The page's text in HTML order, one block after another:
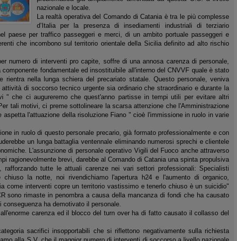
nazionale e locale.
La realtà operativa del Comando di Catania è tra le più complesse
d’Italia per la presenza di insediamenti industriali di terziario
paese per traffico passeggeri e merci, di un ambito portuale passeggeri e
che incombono sul territorio orientale della Sicilia definito ad alto rischio
numero di interventi pro capite, soffre di una annosa carenza di personale,
fondamentale ed insostituibile all'interno del CNVVF quale è stato
rientra nella lunga schiera del precariato statale. Questo personale, veniva
di soccorso tecnico urgente sia ordinario che straordinario e durante la
" che ci augureremo che quest'anno partisse in tempi utili per evitare altri
tali motivi, ci preme sottolineare la scarsa attenzione che l'Amministrazione
l'attuazione della risoluzione Fiano " cioè l'immissione in ruolo in varie
in ruolo di questo personale precario, già formato professionalmente e con
un lunga battaglia ventennale eliminando numerosi sprechi e clientele
L'assunzione di personale operativo Vigili del Fuoco anche attraverso
ragionevolmente brevi, darebbe al Comando di Catania una spinta propulsiva
rafforzando tutte le attuali carenze nei vari settori professionali: Specialisti
chiuso la notte, noi rivendichiamo l'apertura h24 e l'aumento di organico,
come interventi copre un territorio vastissimo e tenerlo chiuso è un suicidio"
sono rimaste in penombra a causa della mancanza di fondi che ha causato
ha demotivato il personale.
carenza ed il blocco del turn over ha di fatto causato il collasso del
sacrifici insopportabili che si riflettono negativamente sulla richiesta